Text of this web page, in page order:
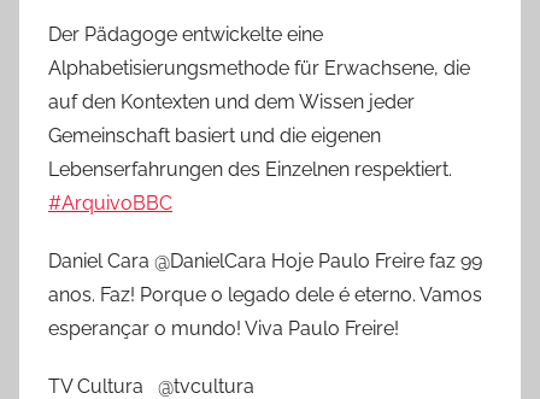
Der Pädagoge entwickelte eine
Alphabetisierungsmethode für Erwachsene, die
auf den Kontexten und dem Wissen jeder
Gemeinschaft basiert und die eigenen
Lebenserfahrungen des Einzelnen respektiert.
#ArquivoBBC
Daniel Cara @DanielCara Hoje Paulo Freire faz 99
anos. Faz! Porque o legado dele é eterno. Vamos
esperançar o mundo! Viva Paulo Freire!
TV Cultura @tvcultura